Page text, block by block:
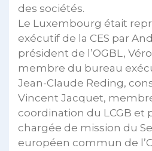
des sociétés.
Le Luxembourg était
exécutif de la CES par
président de l’OGBL,
membre du bureau
Jean-Claude Reding,
Vincent Jacquet,
coordination du LCGB et
chargée de mission du
européen commun de